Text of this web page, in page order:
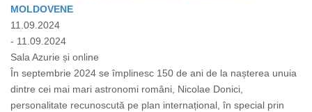
MOLDOVENE
11.09.2024
- 11.09.2024
Sala Azurie și online
În septembrie 2024 se împlinesc 150 de ani de la nașterea unuia
dintre cei mai mari astronomi români, Nicolae Donici,
personalitate recunoscută pe plan internațional, în special prin